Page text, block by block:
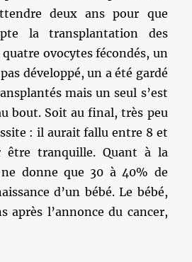
deux ans pour que
la transplantation des
ovocytes fécondés, un
développé, un a été gardé
mais un seul s’est
bout. Soit au final, très peu
: il aurait fallu entre 8 et
être tranquille. Quant à la
donne que 30 à 40% de
d’un bébé. Le bébé,
après l’annonce du cancer,